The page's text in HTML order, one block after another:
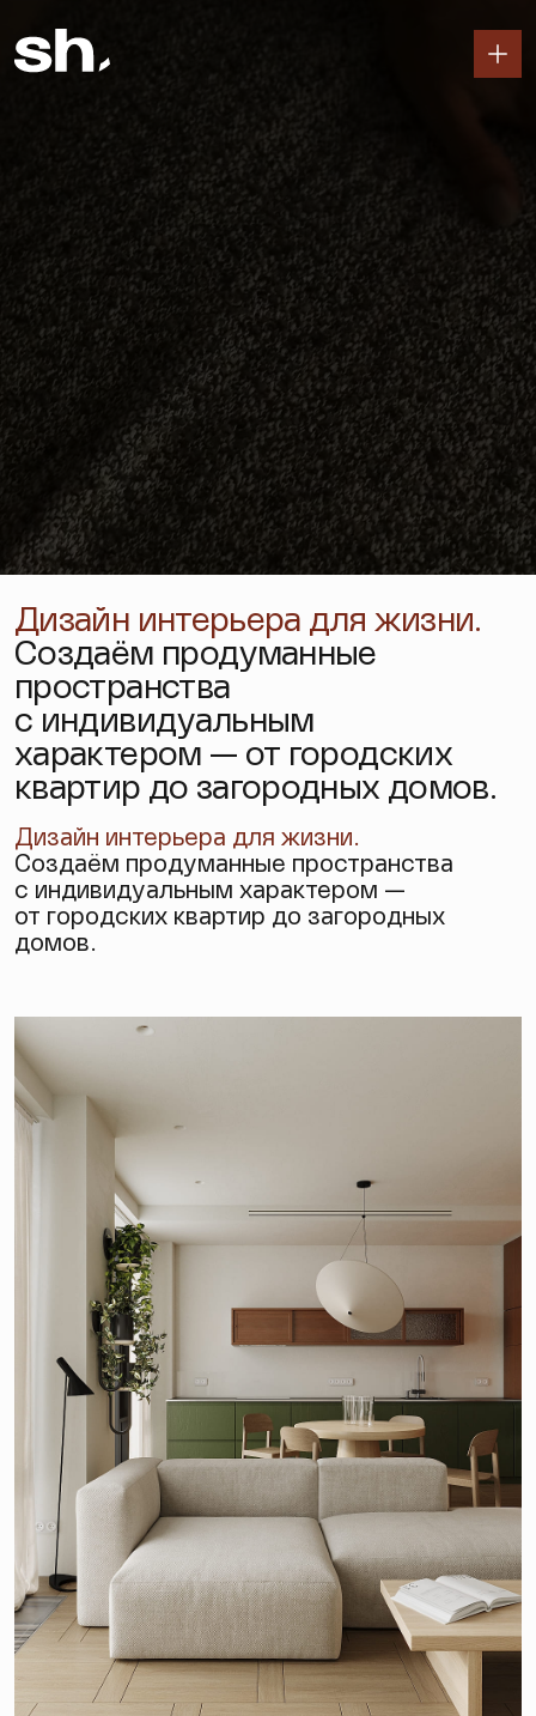
Дизайн интерьера для жизни.
Создаём продуманные
пространства
с индивидуальным
характером — от городских
квартир до загородных домов.
Дизайн интерьера для жизни.
Создаём продуманные пространства
с индивидуальным характером —
от городских квартир до загородных
домов.